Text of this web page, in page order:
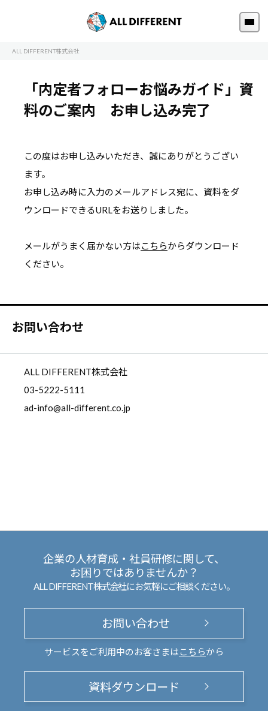
ALL DIFFERENT株式会社
「内定者フォローお悩みガイド」資
料のご案内 お申し込み完了
この度はお申し込みいただき、誠にありがとうござい
ます。
お申し込み時に入力のメールアドレス宛に、資料をダ
ウンロードできるURLをお送りしました。
メールがうまく届かない方はこちらからダウンロード
ください。
お問い合わせ
ALL DIFFERENT株式会社
03-5222-5111
ad-info@all-different.co.jp
企業の人材育成・社員研修に関して、
お困りではありませんか？
ALL DIFFERENT株式会社にお気軽にご相談ください。
お問い合わせ
サービスをご利用中のお客さまは こちらから
資料ダウンロード